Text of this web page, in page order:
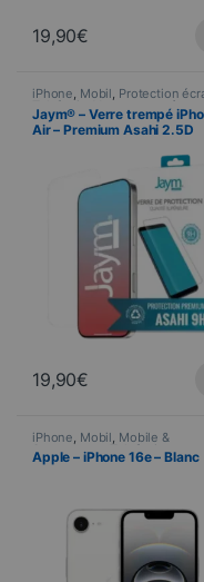
19,90€
iPhone, Mobil, Protection
Telefonie , Verres trempés
Jaym® – Verre trempé
Air – Premium Asahi 2.5D
19,90€
iPhone Mobil Mobile &
Smartphone Telefonie
Apple – iPhone 16e – Blanc